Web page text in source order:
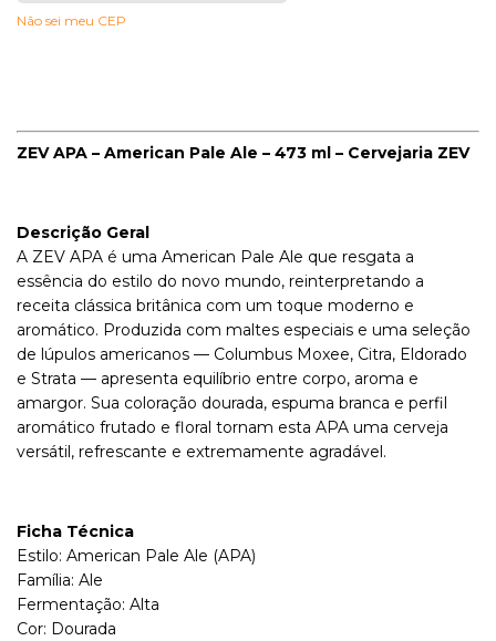
Não sei meu CEP
ZEV APA – American Pale Ale – 473 ml – Cervejaria ZEV
Descrição Geral
A ZEV APA é uma American Pale Ale que resgata a
essência do estilo do novo mundo, reinterpretando a
receita clássica britânica com um toque moderno e
aromático. Produzida com maltes especiais e uma seleção
de lúpulos americanos — Columbus Moxee, Citra, Eldorado
e Strata — apresenta equilíbrio entre corpo, aroma e
amargor. Sua coloração dourada, espuma branca e perfil
aromático frutado e floral tornam esta APA uma cerveja
versátil, refrescante e extremamente agradável.
Ficha Técnica
Estilo: American Pale Ale (APA)
Família: Ale
Fermentação: Alta
Cor: Dourada